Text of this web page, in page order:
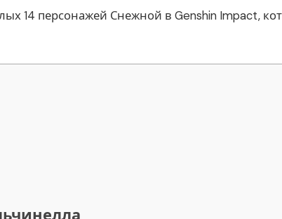
14 персонажей Снежной в Genshin Impact,